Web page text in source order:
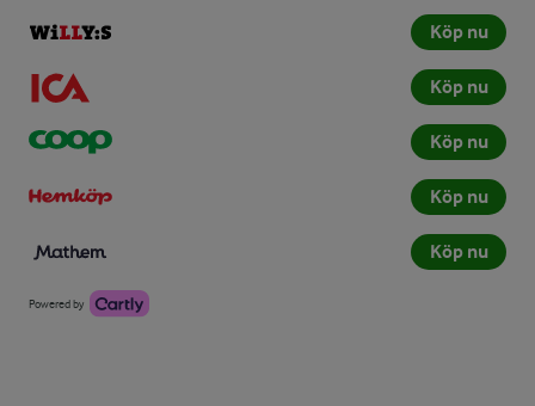
Köp nu
Köp nu
Köp nu
Köp nu
Köp nu
Powered by